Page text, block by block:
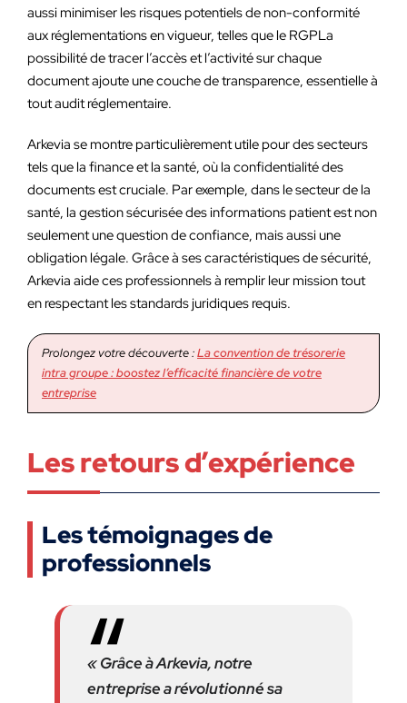
aussi minimiser les risques potentiels de non-conformité
aux réglementations en vigueur, telles que le RGPLa
possibilité de tracer l’accès et l’activité sur chaque
document ajoute une couche de transparence, essentielle à
tout audit réglementaire.
Arkevia se montre particulièrement utile pour des secteurs
tels que la finance et la santé, où la confidentialité des
documents est cruciale. Par exemple, dans le secteur de la
santé, la gestion sécurisée des informations patient est non
seulement une question de confiance, mais aussi une
obligation légale. Grâce à ses caractéristiques de sécurité,
Arkevia aide ces professionnels à remplir leur mission tout
en respectant les standards juridiques requis.
Prolongez votre découverte :La convention de trésorerie
intra groupe : boostez l’efficacité financière de votre
entreprise
Les retours d’expérience
Les témoignages de
professionnels
« Grâce à Arkevia, notre
entreprise a révolutionné sa